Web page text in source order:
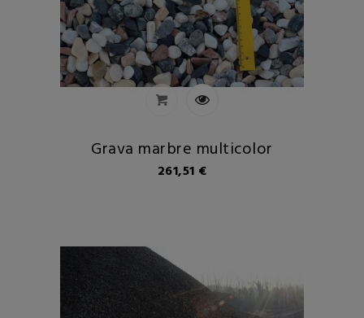
Grava marbre multicolor
Preu
261,51 €